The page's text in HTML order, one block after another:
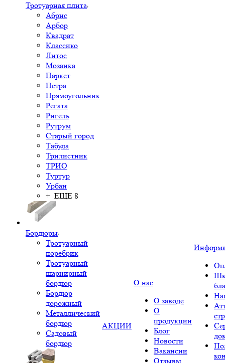
Тротуарная плита
Абрис
Арбор
Квадрат
Классико
Литос
Мозаика
Паркет
Петра
Прямоугольник
Регата
Ригель
Рутрум
Старый город
Табула
Трилистник
ТРИО
Туртур
Урбан
+ ЕЩЕ 8
Бордюры
Тротуарный
поребрик
Тротуарный
шарнирный
бордюр
Бордюр
дорожный
Металлический
бордюр
Садовый
бордюр
АКЦИИ
О нас
О заводе
О
продукции
Блог
Новости
Вакансии
Отзывы